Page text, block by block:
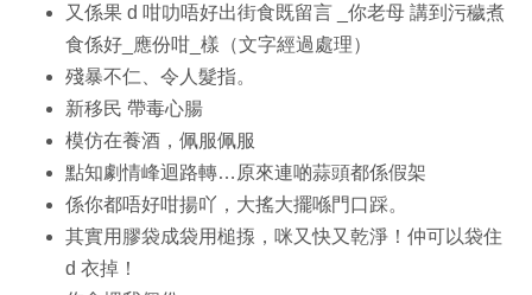
又係果 d 咁叻唔好出街食既留言 _你老母 講到污穢煮
食係好_應份咁_樣（文字經過處理）
殘暴不仁、令人髮指。
新移民 帶毒心腸
模仿在養酒，佩服佩服
點知劇情峰迴路轉…原來連啲蒜頭都係假架
係你都唔好咁揚吖，大搖大擺喺門口踩。
其實用膠袋成袋用槌揼，咪又快又乾淨！仲可以袋住
d 衣掉！